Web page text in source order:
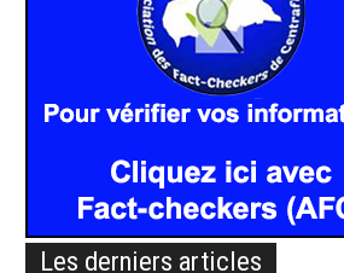
Les derniers articles